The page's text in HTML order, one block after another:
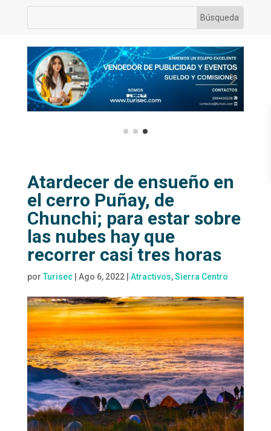
Atardecer de ensueño en
el cerro Puñay, de
Chunchi; para estar sobre
las nubes hay que
recorrer casi tres horas
por Turisec| Ago 6, 2022| Atractivos,Sierra Centro